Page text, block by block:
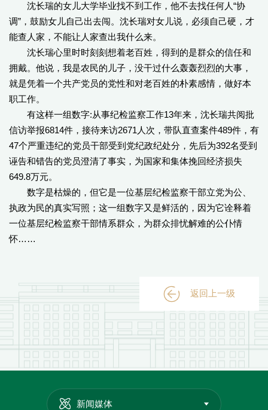
沈长瑞的女儿大学毕业找不到工作，他不去找任何人“协
调”，鼓励女儿自己出去闯。沈长瑞对女儿说，必须自己硬，才
能查人家，不能让人家查出我什么来。
沈长瑞心里时时刻刻想着老百姓，得到的是群众的信任和
拥戴。他说，我是农民的儿子，没干过什么轰轰烈烈的大事，
就是凭着一个共产党员的党性和对老百姓的朴素感情，做好本
职工作。
有这样一组数字:从事纪检监察工作13年来，沈长瑞共阅批
信访举报6814件，接待来访2671人次，带队直查案件489件，有
47个严重违纪的党员干部受到党纪政纪处分，先后为392名受到
诬告和错告的党员澄清了事实，为国家和集体挽回经济损失
649.8万元。
数字是枯燥的，但它是一位基层纪检监察干部立党为公、
执政为民的真实写照；这一组数字又是鲜活的，因为它诠释着
一位基层纪检监察干部情系群众，为群众排忧解难的公仆情
怀……
返回上一级
新闻媒体